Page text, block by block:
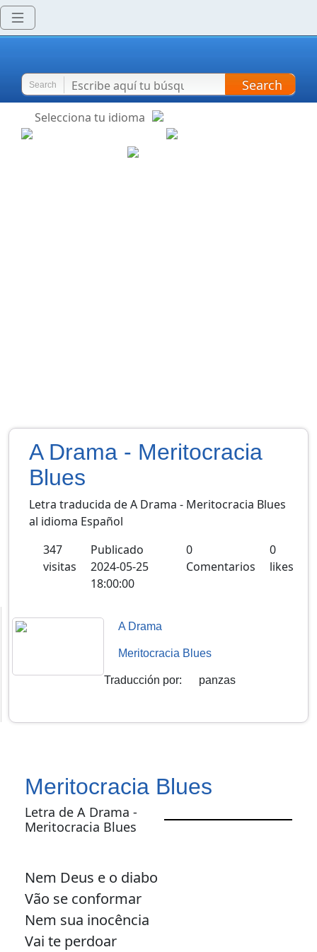
Search Search
Selecciona tu idioma
A Drama - Meritocracia
Blues
Letra traducida de A Drama - Meritocracia Blues
al idioma Español
347
visitas
Publicado
2024-05-25
18:00:00
0
Comentarios
0
likes
A Drama
Meritocracia Blues
Traducción por: panzas
Meritocracia Blues
Letra de A Drama -
Meritocracia Blues
Nem Deus e o diabo
Vão se conformar
Nem sua inocência
Vai te perdoar